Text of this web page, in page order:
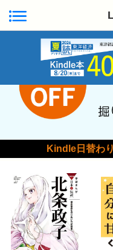
Kindle日替わ